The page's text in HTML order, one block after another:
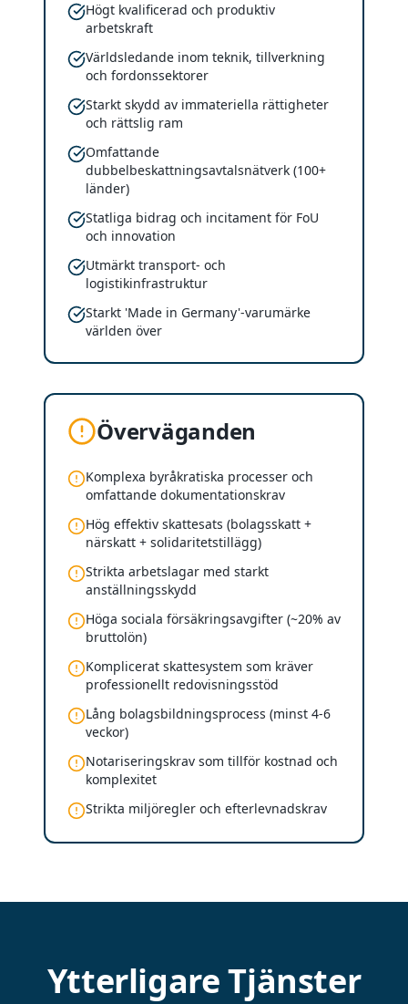
Högt kvalificerad och produktiv
arbetskraft
Världsledande inom teknik, tillverkning
och fordonssektorer
Starkt skydd av immateriella rättigheter
och rättslig ram
Omfattande
dubbelbeskattningsavtalsnätverk (100+
länder)
Statliga bidrag och incitament för FoU
och innovation
Utmärkt transport- och
logistikinfrastruktur
Starkt 'Made in Germany'-varumärke
världen över
Överväganden
Komplexa byråkratiska processer och
omfattande dokumentationskrav
Hög effektiv skattesats (bolagsskatt +
närskatt + solidaritetstillägg)
Strikta arbetslagar med starkt
anställningsskydd
Höga sociala försäkringsavgifter (~20% av
bruttolön)
Komplicerat skattesystem som kräver
professionellt redovisningsstöd
Lång bolagsbildningsprocess (minst 4-6
veckor)
Notariseringskrav som tillför kostnad och
komplexitet
Strikta miljöregler och efterlevnadskrav
Ytterligare Tjänster